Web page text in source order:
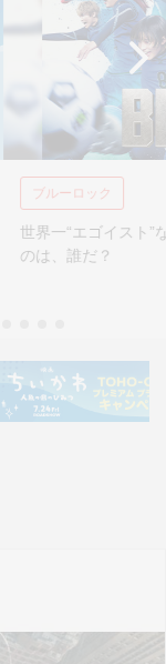
取れ― 生き残れる